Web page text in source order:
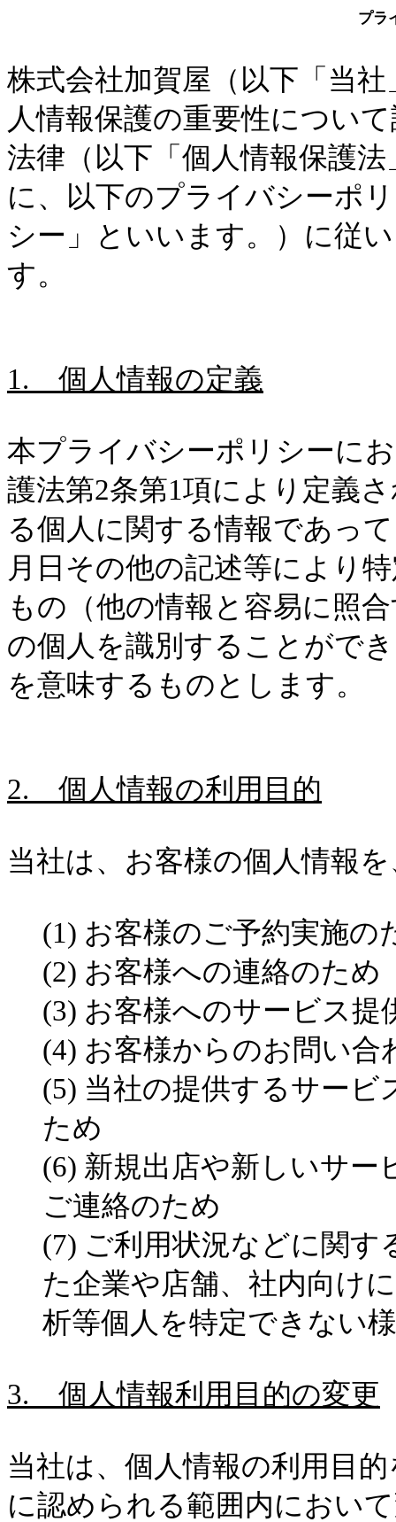
プラ
株式会社加賀屋（以下「当
人情報保護の重要性につい
法律（以下「個人情報保護
に、以下のプライバシーポ
シー」といいます。）に従
す。
1. 個人情報の定義
本プライバシーポリシーに
護法第2条第1項により定義
る個人に関する情報であっ
月日その他の記述等により
もの（他の情報と容易に照
の個人を識別することがで
を意味するものとします。
2. 個人情報の利用目的
当社は、お客様の個人情報
(1) お客様のご予約実施の
(2) お客様への連絡のため
(3) お客様へのサービス提
(4) お客様からのお問い合
(5) 当社の提供するサービ
ため
(6) 新規出店や新しいサー
ご連絡のため
(7) ご利用状況などに関す
た企業や店舗、社内向け
析等個人を特定できない
3. 個人情報利用目的の変更
当社は、個人情報の利用目
に認められる範囲内におい